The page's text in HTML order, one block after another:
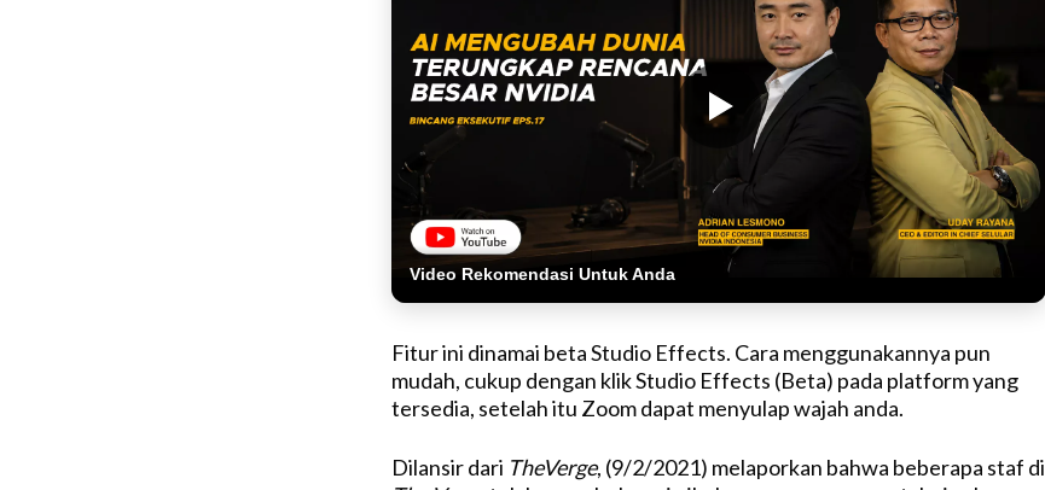
Video Rekomendasi Untuk Anda
Fitur ini dinamai beta Studio Effects. Cara menggunakannya pun
mudah, cukup dengan klik Studio Effects (Beta) pada platform yang
tersedia, setelah itu Zoom dapat menyulap wajah anda.
Dilansir dari TheVerge, (9/2/2021) melaporkan bahwa beberapa staf di